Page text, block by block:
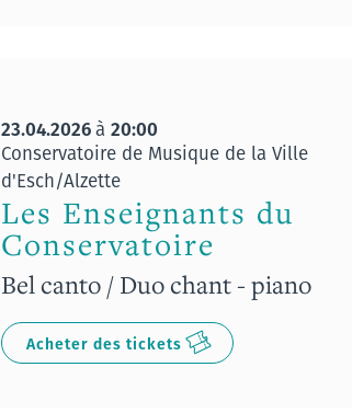
23.04.2026à 20:00
Conservatoire de Musique de la Ville
d'Esch/Alzette
Les Enseignants du
Conservatoire
Bel canto / Duo chant - piano
Acheter des tickets